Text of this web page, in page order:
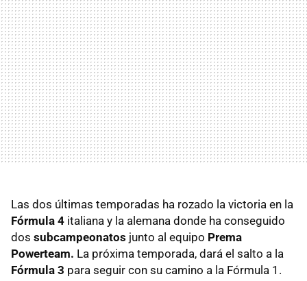
Las dos últimas temporadas ha rozado la victoria en la
Fórmula 4 italiana y la alemana donde ha conseguido
dos subcampeonatos junto al equipo Prema
Powerteam. La próxima temporada, dará el salto a la
Fórmula 3 para seguir con su camino a la Fórmula 1.